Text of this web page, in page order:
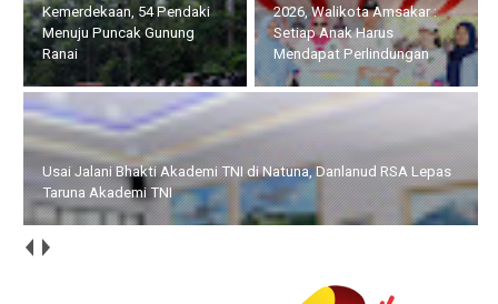
Kemerdekaan, 54 Pendaki
Menuju Puncak Gunung
Ranai
2026, Walikota Amsakar :
Setiap Anak Harus
Mendapat Perlindungan
Usai Jalani Bhakti Akademi TNI di Natuna, Danlanud RSA Lepas
Taruna Akademi TNI